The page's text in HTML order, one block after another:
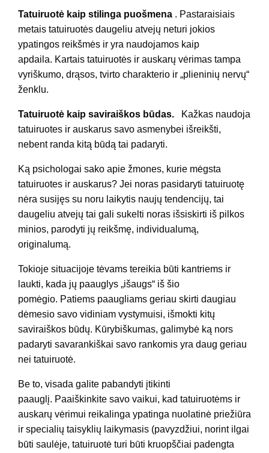
Tatuiruotė kaip stilinga puošmena . Pastaraisiais
metais tatuiruotės daugeliu atvejų neturi jokios
ypatingos reikšmės ir yra naudojamos kaip
apdaila. Kartais tatuiruotės ir auskarų vėrimas tampa
vyriškumo, drąsos, tvirto charakterio ir „plieninių nervų“
ženklu.
Tatuiruotė kaip saviraiškos būdas.
Kažkas naudoja
tatuiruotes ir auskarus savo asmenybei išreikšti,
nebent randa kitą būdą tai padaryti.
Ką psichologai sako apie žmones, kurie mėgsta
tatuiruotes ir auskarus? Jei noras pasidaryti tatuiruotę
nėra susijęs su noru laikytis naujų tendencijų, tai
daugeliu atvejų tai gali sukelti noras išsiskirti iš pilkos
minios, parodyti jų reikšmę, individualumą,
originalumą.
Tokioje situacijoje tėvams tereikia būti kantriems ir
laukti, kada jų paauglys „išaugs“ iš šio
pomėgio. Patiems paaugliams geriau skirti daugiau
dėmesio savo vidiniam vystymuisi, išmokti kitų
saviraiškos būdų. Kūrybiškumas, galimybė ką nors
padaryti savarankiškai savo rankomis yra daug geriau
nei tatuiruotė.
Be to, visada galite pabandyti įtikinti
paauglį. Paaiškinkite savo vaikui, kad tatuiruotėms ir
auskarų vėrimui reikalinga ypatinga nuolatinė priežiūra
ir specialių taisyklių laikymasis (pavyzdžiui, norint ilgai
būti saulėje, tatuiruotė turi būti kruopščiai padengta